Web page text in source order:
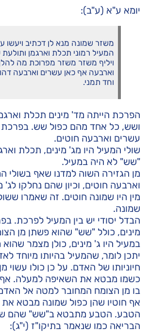
יומא ע"א (ע"ב):
משזר שמונה מנא לן דכתיב ויעשו
המעיל רמוני תכלת וארגמן
ויליף משזר משזר מפרוכת מה
וארבעה אף כאן עשרים וארבעה
וחד תמני.
הפרכת הייתה מד' מינים תכלת
ושש, כל אחד מהם כפול שש. בפרכת
עשרים וארבעה חוטים.
שולי המעיל היו מג' מינים, תכלת
"שש" לא היה במעיל.
מן הגזירה השוה למדנו שאף בשולי
וארבעה חוטים, וכיון שהם נחלקו לג'
מין היו שמונה חוטים. זה שאמרו
שמונה.
הבדל יסודי יש בין המעיל לפרכת.
מינים, כולל "שש" שהוא פשתן מן
במעיל היו ג' מינים, כולן מצמר שהוא
יתכן לומר, שהמעיל בהיותו מיוחד
חיוניותו של האדם. על כן כולו עשוי
כשמו מבטא את השאיפה למעלה. אף
בו מן הצומח המחובר למטה אל
אף חוטיו שהן כפול שמונה מבטא
הטבע. הטבע מתבטא ב"שש" שהם
הבריאה כמו שנאמר בתיקו"ז (י"ג):